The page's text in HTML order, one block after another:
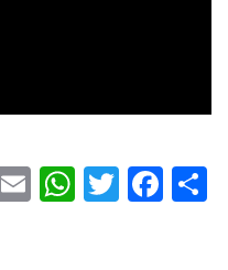
Share